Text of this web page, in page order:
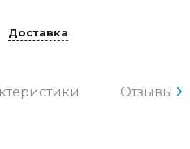
Доставка
Отзывы